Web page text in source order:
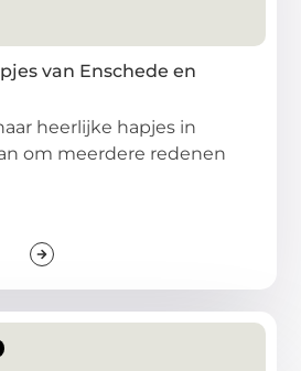
van Enschede en
heerlijke hapjes in
om meerdere redenen